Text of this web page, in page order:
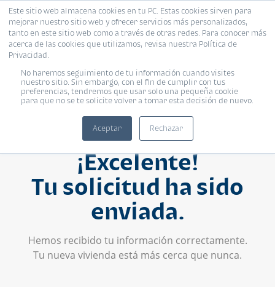
Este sitio web almacena cookies en tu PC. Estas cookies sirven para
mejorar nuestro sitio web y ofrecer servicios más personalizados,
tanto en este sitio web como a través de otras redes. Para conocer más
acerca de las cookies que utilizamos, revisa nuestra Política de
Privacidad.
No haremos seguimiento de tu información cuando visites
nuestro sitio. Sin embargo, con el fin de cumplir con tus
preferencias, tendremos que usar solo una pequeña cookie
para que no se te solicite volver a tomar esta decisión de nuevo.
Aceptar Rechazar
¡Excelente!
Tu solicitud ha sido
enviada.
Hemos recibido tu información correctamente.
Tu nueva vivienda está más cerca que nunca.